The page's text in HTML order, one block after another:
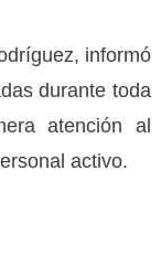
informó
durante toda
atención al
activo.